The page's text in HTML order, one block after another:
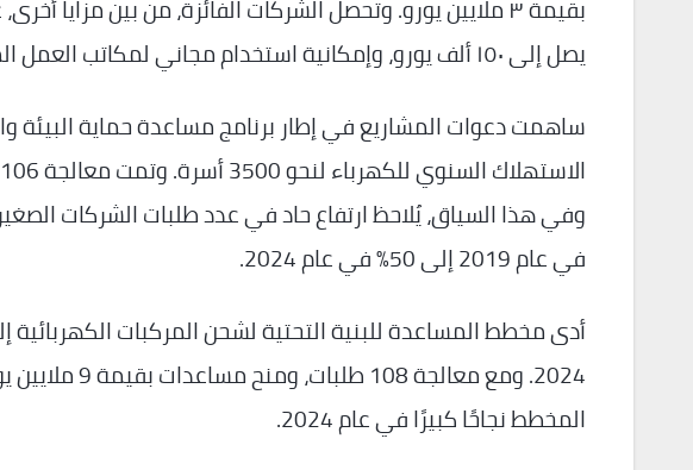
بقيمة ٣ ملايين يورو. وتحصل الشركات الفائزة، من بين
يصل إلى ١٥٠ ألف يورو، وإمكانية استخدام مجاني لمكاتب العمل المشتركة.
ساهمت دعوات المشاريع في إطار برنامج مساعدة حماية
في عام 2019 إلى 50% في عام 2024.
أدى مخطط المساعدة للبنية التحتية لشحن المركبات
المخطط نجاحًا كبيرًا في عام 2024.